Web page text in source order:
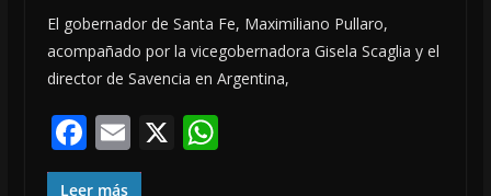
El gobernador de Santa Fe, Maximiliano Pullaro,
acompañado por la vicegobernadora Gisela Scaglia y el
director de Savencia en Argentina,
F
ac
E
m
X W
Leer más